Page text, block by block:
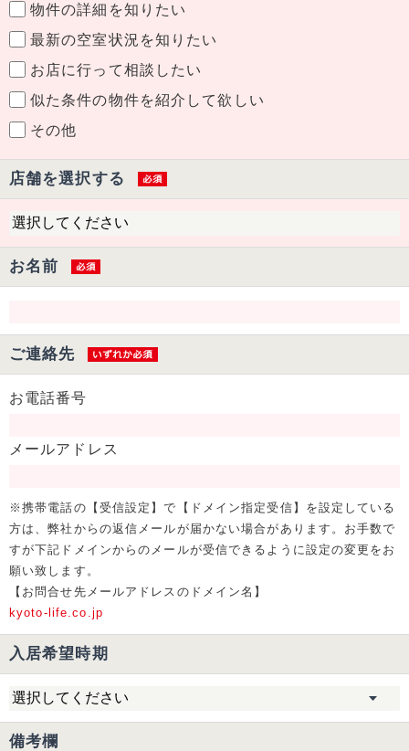
物件の詳細を知りたい
最新の空室状況を知りたい
お店に行って相談したい
似た条件の物件を紹介して欲しい
その他
店舗を選択する
お名前
ご連絡先
お電話番号
メールアドレス
※携帯電話の【受信設定】で【ドメイン指定受信】を設定している
方は、弊社からの返信メールが届かない場合があります。お手数で
すが下記ドメインからのメールが受信できるように設定の変更をお
願い致します。
【お問合せ先メールアドレスのドメイン名】
kyoto-life.co.jp
入居希望時期
備考欄